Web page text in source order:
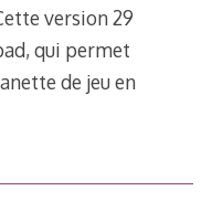
version 29
qui permet
de jeu en